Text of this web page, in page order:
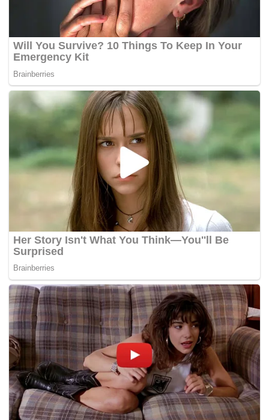
Beliau berkata demikian mengulas mengenai rungutan
orang ramai yang mendapati penjualan beras tempatan
tidak mencukupi.
Dilaporkan semalam, Pusat Operasi Fama Jelebu diserbu
orang ramai seawal jam 8 pagi dan sebanyak 3,500
kilogram (kg) beras habis dijual dalam tempoh 90 minit.
Mengulas lanjut, Aminuddin menjelaskan, selain Fama,
Lembaga Pertubuhan Peladang (LPP) dan pasar raya turut
terbabit dalam penjualan beras putih tempatan.
“Kalau ikutkan Fama adalah sebahagian daripada outlet
lain termasuk LPP dan pasar raya dalam menguruskan
“Tapi kebetulan untuk pusingan pertama ini, Fama sahaja
yang menyediakan. Jadi sudah tentulah orang ramai serbu
ke Fama,” katanya.
Menurutnya, untuk fasa seterusnya juga, pihaknya akan
mengenalpasti jumlah penjualan di sesuatu tempat.
“Saya rasa kita kena kaji juga suasana tempat itu terlebih
dulu. Kalau kita nampak ada keperluan meningkat, saya
akan beri arahan bekalan di tempat tertentu dilebihkan.
“Pegawai-pegawai Fama daerah akan diminta untuk
melaporkan supaya persediaan kuantiti itu boleh